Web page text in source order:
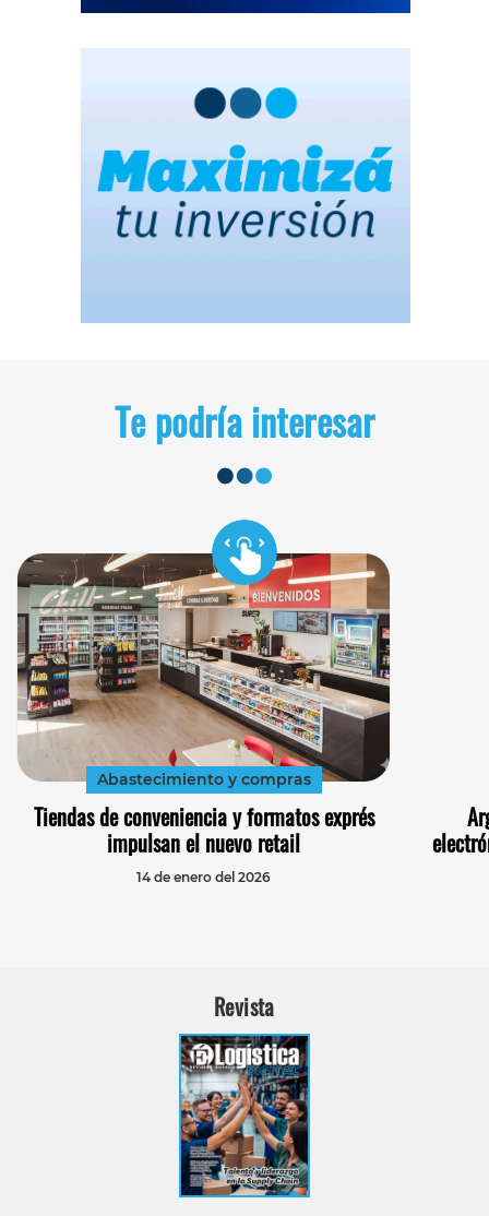
Te podría interesar
Abastecimiento y compras
Tiendas de conveniencia y formatos exprés
impulsan el nuevo retail
14 de enero del 2026
Revista